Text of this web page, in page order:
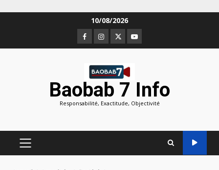
10/08/2026
Facebook
Instagram
TwitterYoutube
Baobab 7 Info
Responsabilité, Exactitude, Objectivité
MENU
PRINCIPAL